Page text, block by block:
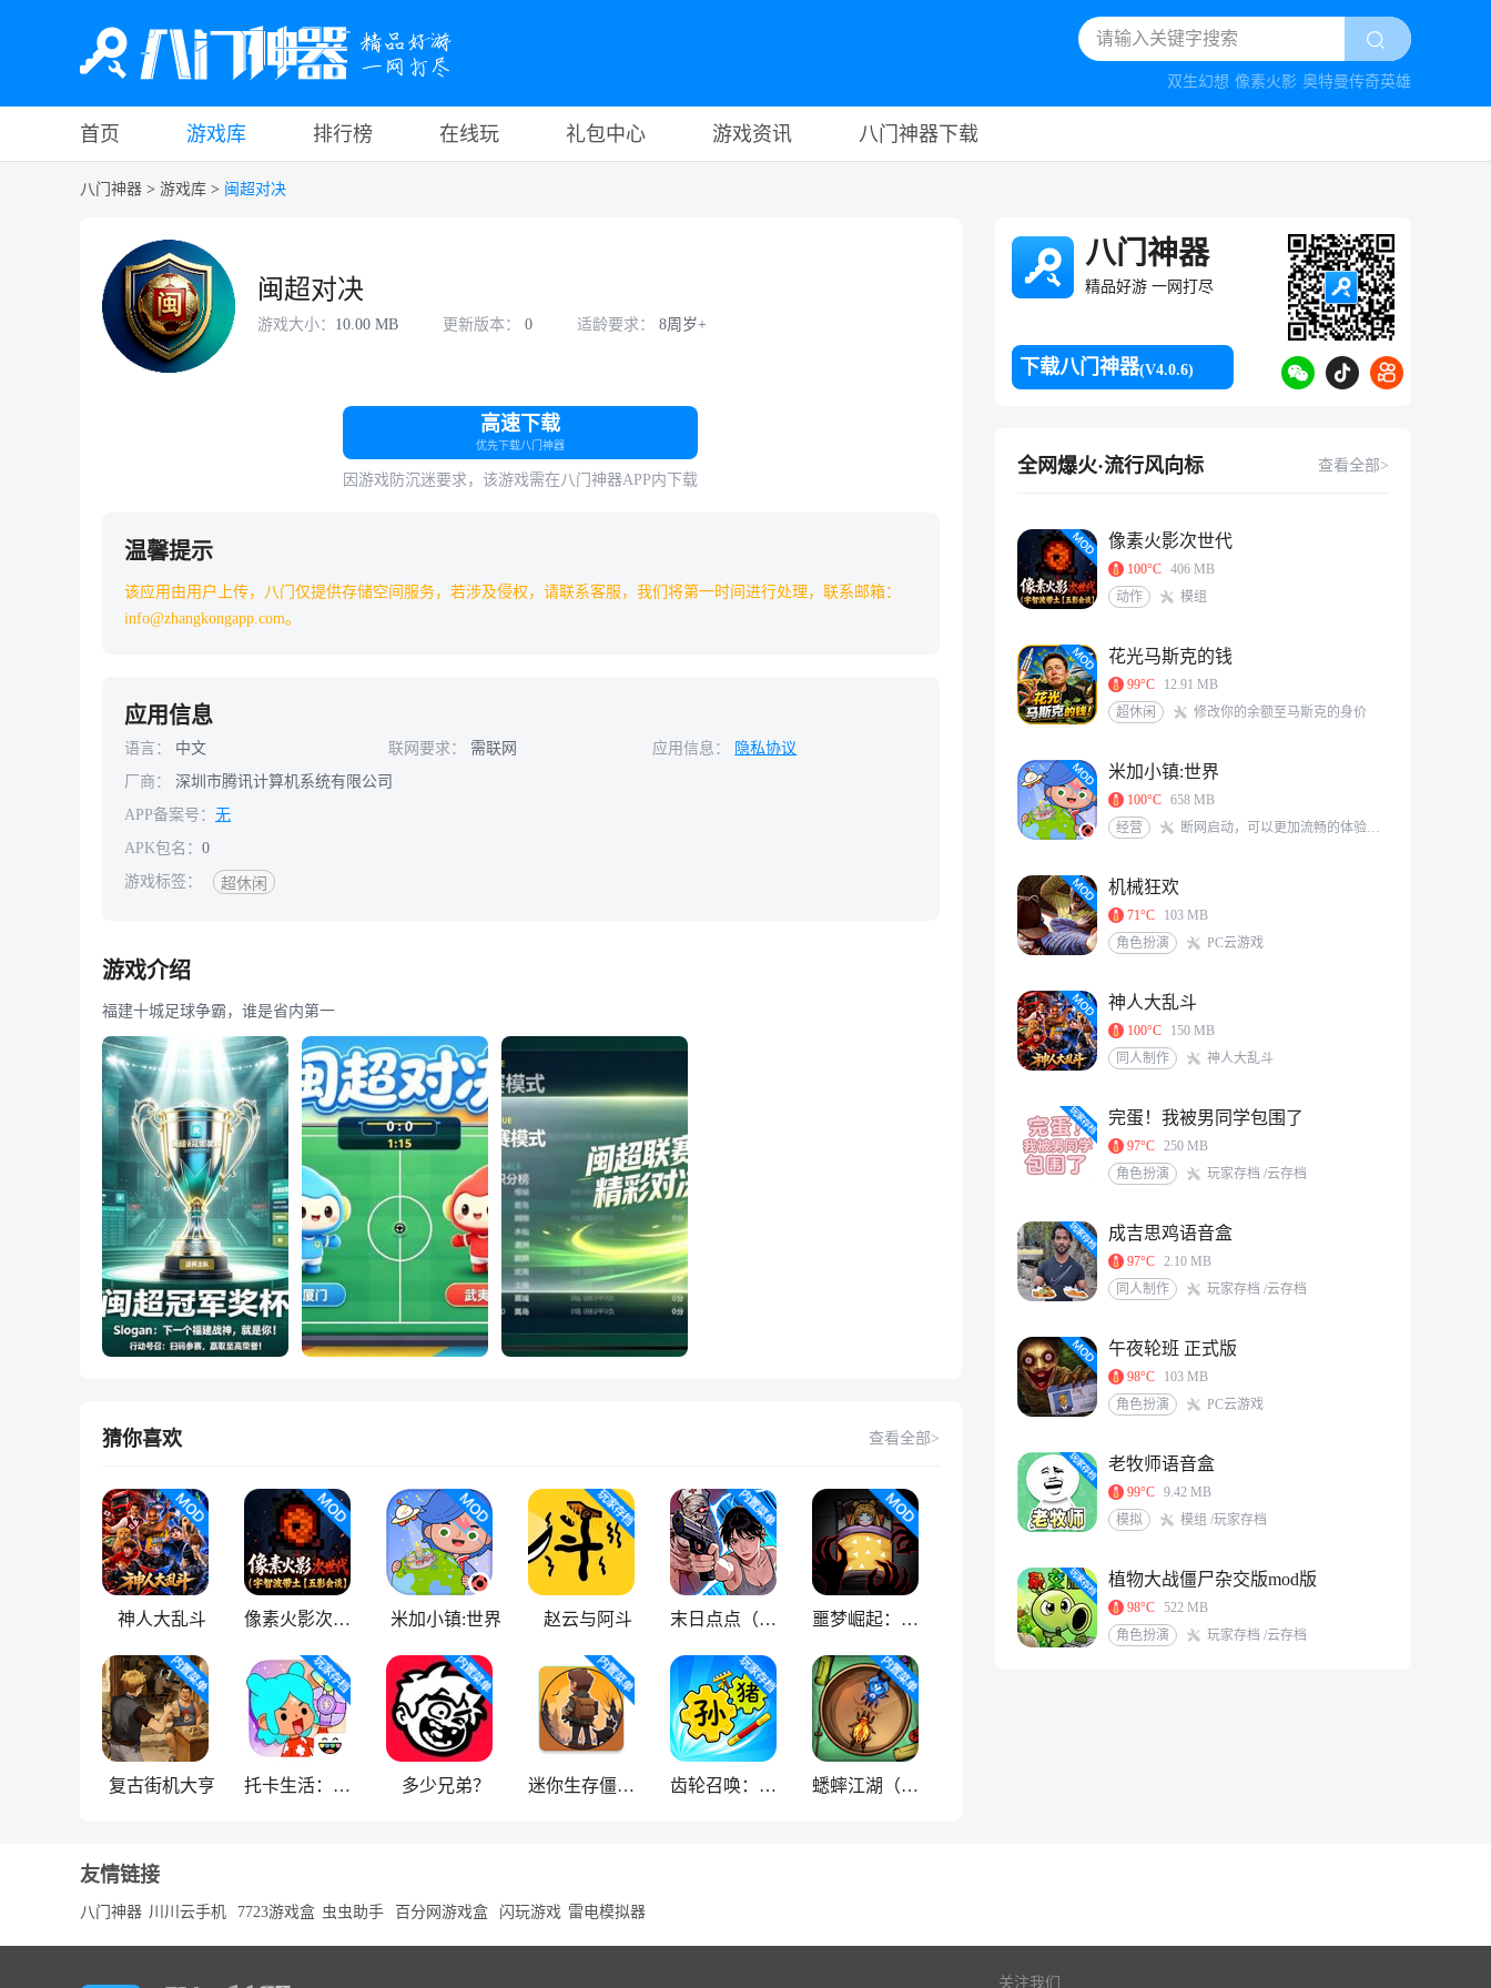
双生幻想 像素火影 奥特曼传奇英雄
首页 游戏库 排行榜 在线玩 礼包中心 游戏资讯 八门神器下载
八门神器 > 游戏库 > 闽超对决
闽超对决
游戏大小： 10.00 MB 更新版本： 0 适龄要求： 8周岁+
高速下载
优先下载八门神器
因游戏防沉迷要求，该游戏需在八门神器APP内下载
温馨提示
该应用由用户上传，八门仅提供存储空间服务，若涉及侵权，请联系客服，我们将第一时间进行处理，联系邮箱：
info@zhangkongapp.com。
应用信息
语言： 中文 联网要求： 需联网 应用信息：
隐私协议
厂商：
深圳市腾讯计算机系统有限公司
APP备案号： 无
APK包名： 0
游戏标签：
超休闲
游戏介绍
福建十城足球争霸，谁是省内第一
猜你喜欢 查看全部>
神人大乱斗 像素火影次世代 米加小镇:世界 赵云与阿斗 末日点点（辅助菜单） 噩梦崛起：生存
复古街机大亨 托卡生活：世界 多少兄弟？ 迷你生存僵尸大战魔改版 齿轮召唤：汉字战争 蟋蟀江湖（中文辅助菜单）
八门神器
精品好游 一网打尽
下载八门神器(V4.0.6)
全网爆火·流行风向标 查看全部>
像素火影次世代
100°C
406 MB
动作
模组
花光马斯克的钱
99°C
12.91 MB
超休闲
修改你的余额至马斯克的身价
米加小镇:世界
100°C
658 MB
经营
断网启动，可以更加流畅的体验游戏<br/>米加/托卡玩家QQ交流群：117331491[action url=http://qm.qq.com/cgi-bin/qm/qr?_wv=1027&k=6X8Vf-nbKoIVVCzMHEKJaKq-S0A0zIrS&authKey=L77PNkwS6KWVs379sBDg9O7J%2BZLRFEjjXTWpXqGBveIRNdsENG0elvPpkFj%2FRVd7&noverify=0&group_code=117331491 text=加入QQ群聊]
机械狂欢
71°C
103 MB
角色扮演
PC云游戏
神人大乱斗
100°C
150 MB
同人制作
神人大乱斗
完蛋！我被男同学包围了
97°C
250 MB
角色扮演
玩家存档 /云存档
成吉思鸡语音盒
97°C
2.10 MB
同人制作
玩家存档 /云存档
午夜轮班 正式版
98°C
103 MB
角色扮演
PC云游戏
老牧师语音盒
99°C
9.42 MB
模拟
模组 /玩家存档
植物大战僵尸杂交版mod版
98°C
522 MB
角色扮演
玩家存档 /云存档
友情链接
八门神器 川川云手机 7723游戏盒 虫虫助手 百分网游戏盒 闪玩游戏 雷电模拟器
关注我们